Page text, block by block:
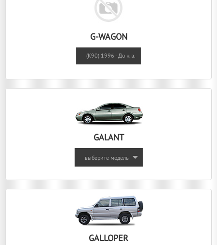
G-WAGON
(K90) 1996 - До н.в.
GALANT
выберите модель
GALLOPER